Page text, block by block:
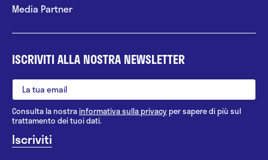
Media Partner
ISCRIVITI ALLA NOSTRA NEWSLETTER
Consulta la nostrainformativa sulla privacy per sapere di più sul
trattamento dei tuoi dati.